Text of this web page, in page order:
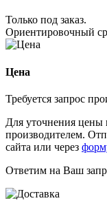
Только под заказ.
Ориентировочный
Цена
Требуется запрос
Для уточнения цены
производителем.
сайта или через
Ответим на Ваш